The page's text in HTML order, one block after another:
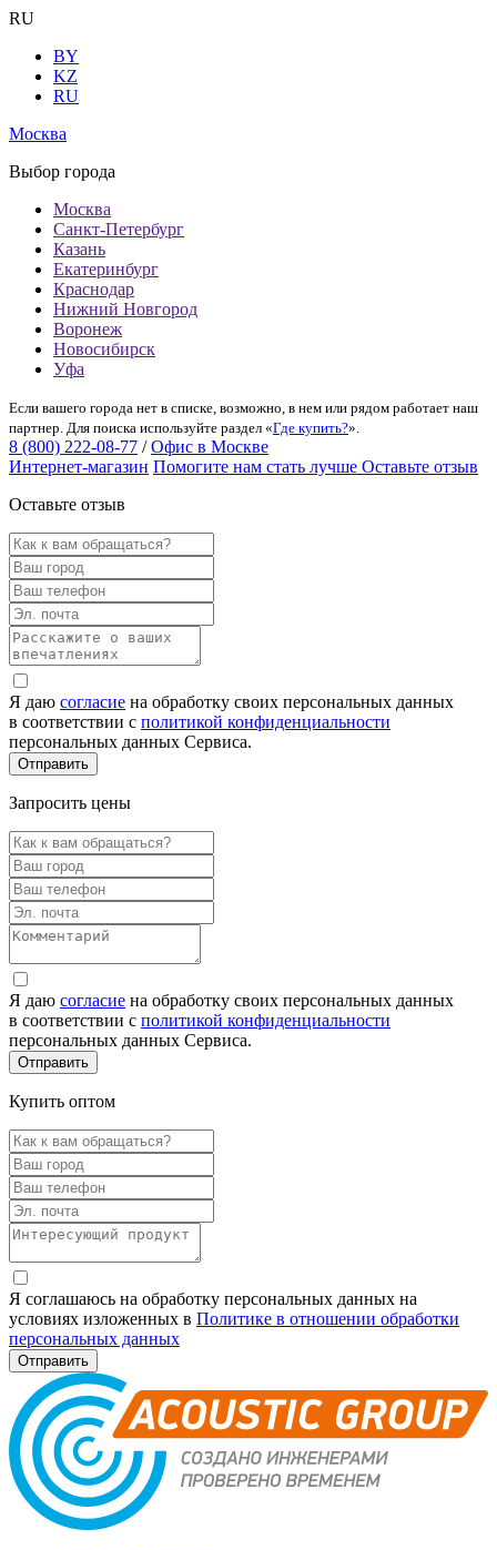
RU
BY
KZ
RU
Москва
Выбор города
Москва
Санкт-Петербург
Казань
Екатеринбург
Краснодар
Нижний Новгород
Воронеж
Новосибирск
Уфа
Если вашего города нет в списке, возможно, в нем или рядом работает наш
партнер. Для поиска используйте раздел «Где купить?».
8 (800) 222-08-77 / Офис в Москве
Интернет-магазин Помогите нам стать лучше Оставьте отзыв
Оставьте отзыв
Я даю согласие на обработку своих персональных данных
в соответствии с политикой конфиденциальности
персональных данных Сервиса.
Запросить цены
Я даю согласие на обработку своих персональных данных
в соответствии с политикой конфиденциальности
персональных данных Сервиса.
Купить оптом
Я соглашаюсь на обработку персональных данных на
условиях изложенных в Политике в отношении обработки
персональных данных